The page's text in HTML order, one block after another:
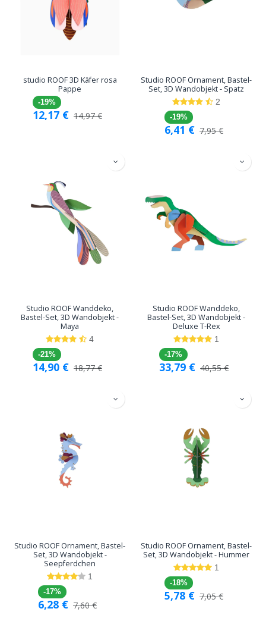
studio ROOF 3D Käfer rosa
Pappe
-19%
12,17 € 14,97€
Studio ROOF Ornament, Bastel-
Set, 3D Wandobjekt - Spatz
2
-19%
6,41 € 7,95€
Studio ROOF Wanddeko,
Bastel-Set, 3D Wandobjekt -
Maya
4
-21%
14,90 € 18,77€
Studio ROOF Wanddeko,
Bastel-Set, 3D Wandobjekt -
Deluxe T-Rex
1
-17%
33,79 € 40,55€
Studio ROOF Ornament, Bastel-
Set, 3D Wandobjekt -
Seepferdchen
1
-17%
6,28 € 7,60€
Studio ROOF Ornament, Bastel-
Set, 3D Wandobjekt - Hummer
1
-18%
5,78 € 7,05€